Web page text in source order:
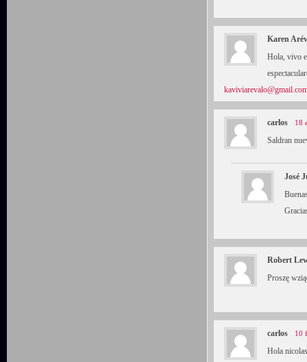
Karen
Hola, vivo
carlos 18
Saldran
José
Robert
Proszę
carlos 10
Hola nicolas